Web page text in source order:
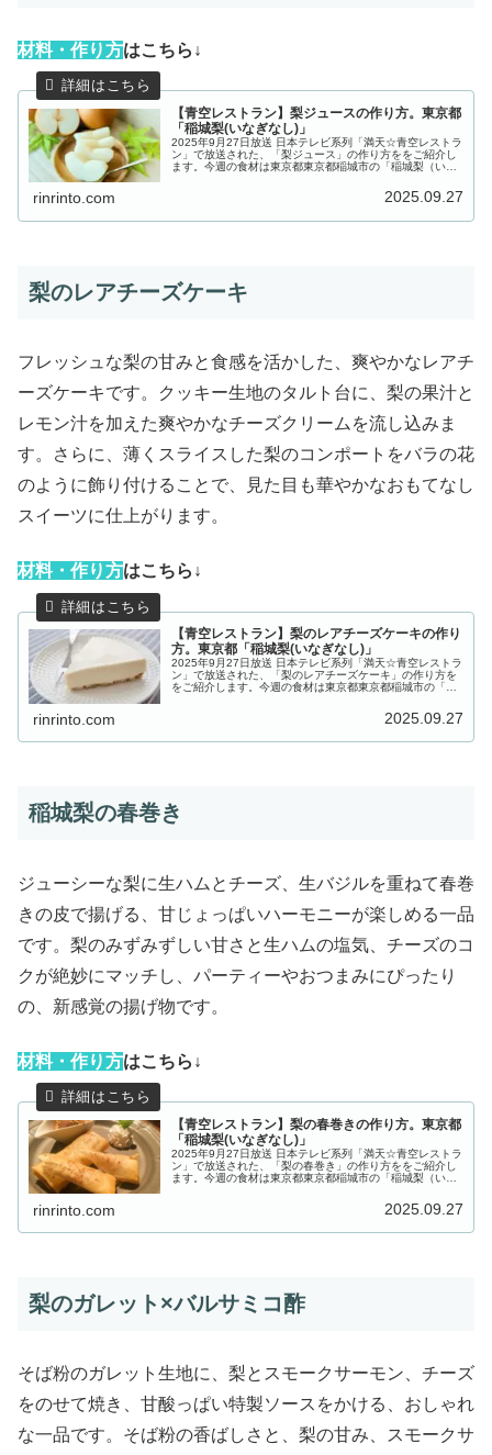
材料・作り方はこちら↓
【青空レストラン】梨ジュースの作り方。東京都
「稲城梨(いなぎなし)」
2025年9月27日放送 日本テレビ系列「満天☆青空レストラ
ン」で放送された、「梨ジュース」の作り方ををご紹介し
ます。今週の食材は東京都東京都稲城市の「稲城梨（いな
rinrinto.com 2025.09.27
梨のレアチーズケーキ
フレッシュな梨の甘みと食感を活かした、爽やかなレアチ
ーズケーキです。クッキー生地のタルト台に、梨の果汁と
レモン汁を加えた爽やかなチーズクリームを流し込みま
す。さらに、薄くスライスした梨のコンポートをバラの花
のように飾り付けることで、見た目も華やかなおもてなし
スイーツに仕上がります。
材料・作り方はこちら↓
【青空レストラン】梨のレアチーズケーキの作り
方。東京都「稲城梨(いなぎなし)」
2025年9月27日放送 日本テレビ系列「満天☆青空レストラ
ン」で放送された、「梨のレアチーズケーキ」の作り方を
をご紹介します。今週の食材は東京都東京都稲城市の「稲
rinrinto.com 2025.09.27
稲城梨の春巻き
ジューシーな梨に生ハムとチーズ、生バジルを重ねて春巻
きの皮で揚げる、甘じょっぱいハーモニーが楽しめる一品
です。梨のみずみずしい甘さと生ハムの塩気、チーズのコ
クが絶妙にマッチし、パーティーやおつまみにぴったり
の、新感覚の揚げ物です。
材料・作り方はこちら↓
【青空レストラン】梨の春巻きの作り方。東京都
「稲城梨(いなぎなし)」
2025年9月27日放送 日本テレビ系列「満天☆青空レストラ
ン」で放送された、「梨の春巻き」の作り方ををご紹介し
ます。今週の食材は東京都東京都稲城市の「稲城梨（いな
rinrinto.com 2025.09.27
梨のガレット×バルサミコ酢
そば粉のガレット生地に、梨とスモークサーモン、チーズ
をのせて焼き、甘酸っぱい特製ソースをかける、おしゃれ
な一品です。そば粉の香ばしさと、梨の甘み、スモークサ